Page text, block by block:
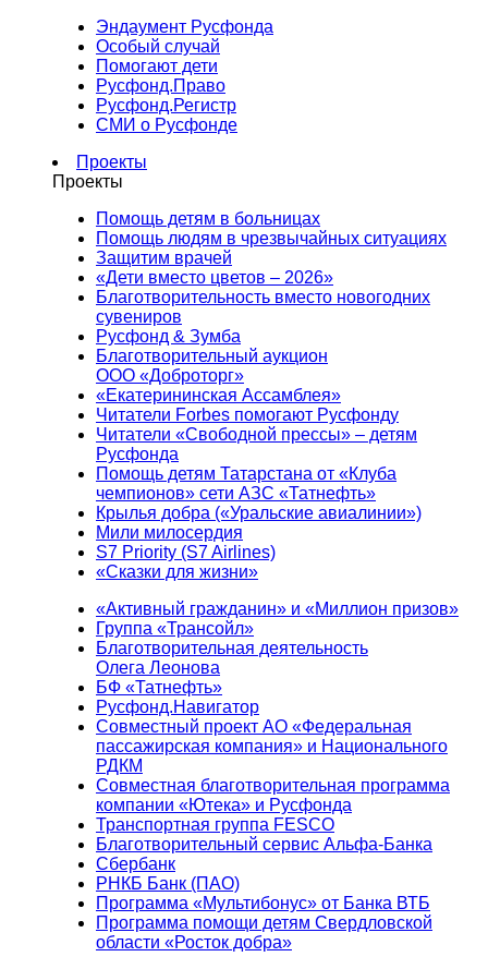
Эндаумент Русфонда
Особый случай
Помогают дети
Русфонд.Право
Русфонд.Регистр
СМИ о Русфонде
Проекты
Проекты
Помощь детям в больницах
Помощь людям в чрезвычайных ситуациях
Защитим врачей
«Дети вместо цветов – 2026»
Благотворительность вместо новогодних
сувениров
Русфонд & Зумба
Благотворительный аукцион
ООО «Доброторг»
«Екатерининская Ассамблея»
Читатели Forbes помогают Русфонду
Читатели «Свободной прессы» – детям
Русфонда
Помощь детям Татарстана от «Клуба
чемпионов» сети АЗС «Татнефть»
Крылья добра («Уральские авиалинии»)
Мили милосердия
S7 Priority (S7 Airlines)
«Сказки для жизни»
«Активный гражданин» и «Миллион призов»
Группа «Трансойл»
Благотворительная деятельность
Олега Леонова
БФ «Татнефть»
Русфонд.Навигатор
Совместный проект АО «Федеральная
пассажирская компания» и Национального
РДКМ
Совместная благотворительная программа
компании «Ютека» и Русфонда
Транспортная группа FESCO
Благотворительный сервис Альфа-Банка
Сбербанк
РНКБ Банк (ПАО)
Программа «Мультибонус» от Банка ВТБ
Программа помощи детям Свердловской
области «Росток добра»